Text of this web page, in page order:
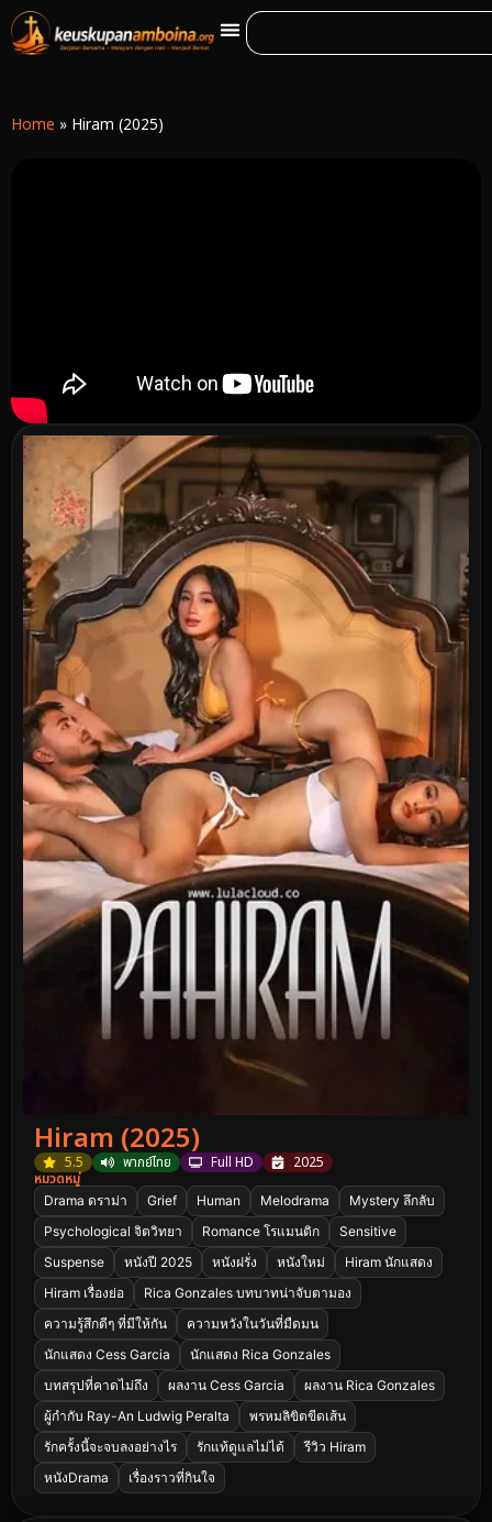
Home » Hiram (2025)
Hiram (2025)
5.5 พากย์ไทย Full HD
2025
หมวดหมู่
Drama ดราม่า Grief Human Melodrama
Mystery ลึกลับ
Psychological จิตวิทยา
Romance โรแมนติก
Sensitive
Suspense
หนังปี 2025 หนังฝรั่ง หนังใหม่
Hiram นักแสดง
Hiram เรื่องย่อ
Rica Gonzales บทบาทน่าจับตามอง
ความรู้สึกดีๆ ที่มีให้กัน
ความหวังในวันที่มืดมน
นักแสดง Cess Garcia
นักแสดง Rica Gonzales
บทสรุปที่คาดไม่ถึง
ผลงาน Cess Garcia
ผลงาน Rica Gonzales
ผู้กำกับ Ray-An Ludwig Peralta
พรหมลิขิตขีดเส้น
รักครั้งนี้จะจบลงอย่างไร
รักแท้ดูแลไม่ได้
รีวิว Hiram
หนังDrama
เรื่องราวที่กินใจ